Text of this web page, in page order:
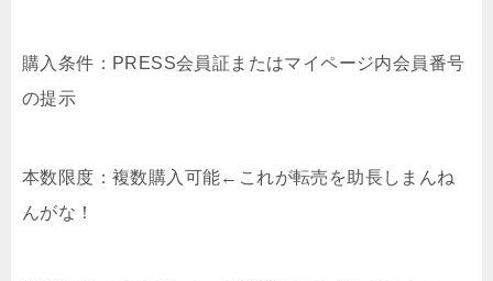
購入条件：PRESS会員証またはマイページ内会員番号
の提示
本数限度：複数購入可能←これが転売を助長しまんね
んがな！